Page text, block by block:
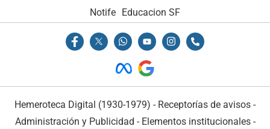
Notife Educacion SF
Hemeroteca Digital (1930-1979) - Receptorías de avisos -
Administración y Publicidad - Elementos institucionales-